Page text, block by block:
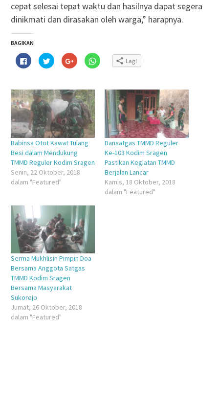
cepat selesai tepat waktu dan hasilnya dapat segera
dinikmati dan dirasakan oleh warga,” harapnya.
BAGIKAN
Klik
untuk
membagikan
di
jendela
yang
baru)
Klik
untuk
berbagi
di
jendela
yang
baru)
Klik
untuk
berbagi
(Membuka
di
jendela
yang
baru)
Klik
untuk
jendela
yang
baru)
Lagi
Babinsa Otot Kawat Tulang
Besi dalam Mendukung
TMMD Reguler Kodim Sragen
Senin, 22 Oktober, 2018
dalam "Featured"
Dansatgas TMMD Reguler
Ke-103 Kodim Sragen
Pastikan Kegiatan TMMD
Berjalan Lancar
Kamis, 18 Oktober, 2018
dalam "Featured"
Serma Mukhlisin Pimpin Doa
Bersama Anggota Satgas
TMMD Kodim Sragen
Bersama Masyarakat
Sukorejo
Jumat, 26 Oktober, 2018
dalam "Featured"